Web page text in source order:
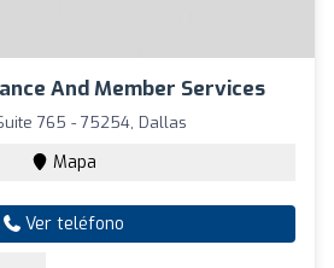
And Member Services
765 - 75254, Dallas
Mapa
Ver teléfono